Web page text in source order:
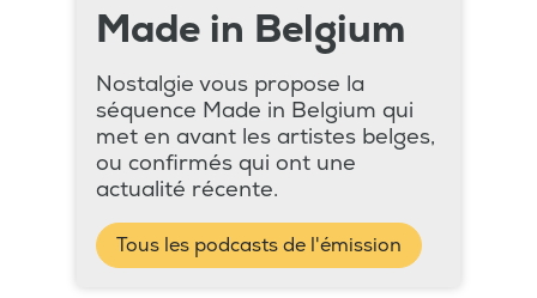
Made in Belgium
Nostalgie vous propose la
séquence Made in Belgium qui
met en avant les artistes belges,
ou confirmés qui ont une
actualité récente.
Tous les podcasts de l'émission